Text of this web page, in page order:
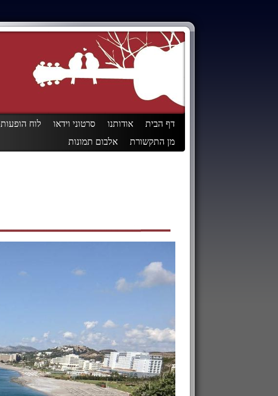
דף הבית אודותנו סרטוני וידאו לוח הופעות
מן התקשורת
אלבום תמונות